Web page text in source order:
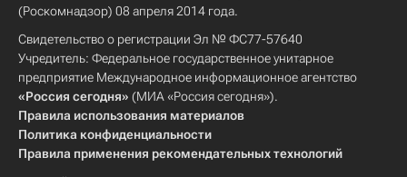
(Роскомнадзор) 08 апреля 2014 года.
Свидетельство о регистрации Эл № ФС77-57640
Учредитель: Федеральное государственное унитарное
предприятие Международное информационное агентство
«Россия сегодня» (МИА «Россия сегодня»).
Правила использования материалов
Политика конфиденциальности
Правила применения рекомендательных технологий